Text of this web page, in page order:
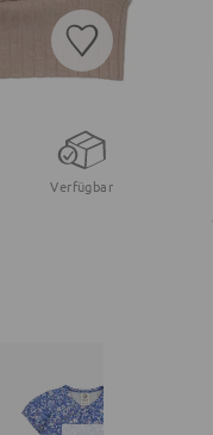
Verfügbar